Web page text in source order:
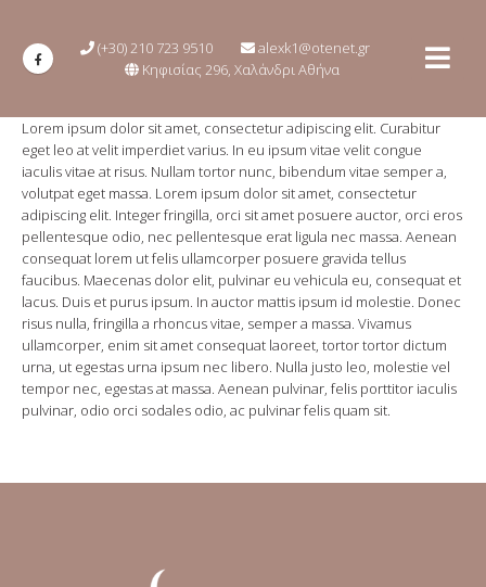
(+30) 210 723 9510
alexk1@otenet.gr
Κηφισίας 296, Χαλάνδρι Αθήνα
Lorem ipsum dolor sit amet, consectetur adipiscing elit. Curabitur
eget leo at velit imperdiet varius. In eu ipsum vitae velit congue
iaculis vitae at risus. Nullam tortor nunc, bibendum vitae semper a,
volutpat eget massa. Lorem ipsum dolor sit amet, consectetur
adipiscing elit. Integer fringilla, orci sit amet posuere auctor, orci eros
pellentesque odio, nec pellentesque erat ligula nec massa. Aenean
consequat lorem ut felis ullamcorper posuere gravida tellus
faucibus. Maecenas dolor elit, pulvinar eu vehicula eu, consequat et
lacus. Duis et purus ipsum. In auctor mattis ipsum id molestie. Donec
risus nulla, fringilla a rhoncus vitae, semper a massa. Vivamus
ullamcorper, enim sit amet consequat laoreet, tortor tortor dictum
urna, ut egestas urna ipsum nec libero. Nulla justo leo, molestie vel
tempor nec, egestas at massa. Aenean pulvinar, felis porttitor iaculis
pulvinar, odio orci sodales odio, ac pulvinar felis quam sit.